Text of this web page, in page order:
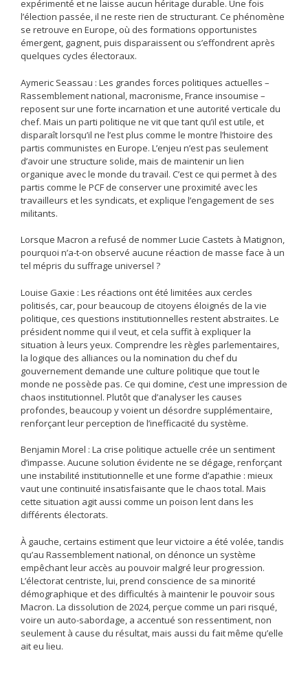
expérimenté et ne laisse aucun héritage durable. Une fois
l’élection passée, il ne reste rien de structurant. Ce phénomène
se retrouve en Europe, où des formations opportunistes
émergent, gagnent, puis disparaissent ou s’effondrent après
quelques cycles électoraux.
Aymeric Seassau : Les grandes forces politiques actuelles –
Rassemblement national, macronisme, France insoumise –
reposent sur une forte incarnation et une autorité verticale du
chef. Mais un parti politique ne vit que tant qu’il est utile, et
disparaît lorsqu’il ne l’est plus comme le montre l’histoire des
partis communistes en Europe. L’enjeu n’est pas seulement
d’avoir une structure solide, mais de maintenir un lien
organique avec le monde du travail. C’est ce qui permet à des
partis comme le PCF de conserver une proximité avec les
travailleurs et les syndicats, et explique l’engagement de ses
militants.
Lorsque Macron a refusé de nommer Lucie Castets à Matignon,
pourquoi n’a-t-on observé aucune réaction de masse face à un
tel mépris du suffrage universel ?
Louise Gaxie : Les réactions ont été limitées aux cercles
politisés, car, pour beaucoup de citoyens éloignés de la vie
politique, ces questions institutionnelles restent abstraites. Le
président nomme qui il veut, et cela suffit à expliquer la
situation à leurs yeux. Comprendre les règles parlementaires,
la logique des alliances ou la nomination du chef du
gouvernement demande une culture politique que tout le
monde ne possède pas. Ce qui domine, c’est une impression de
chaos institutionnel. Plutôt que d’analyser les causes
profondes, beaucoup y voient un désordre supplémentaire,
renforçant leur perception de l’inefficacité du système.
Benjamin Morel : La crise politique actuelle crée un sentiment
d’impasse. Aucune solution évidente ne se dégage, renforçant
une instabilité institutionnelle et une forme d’apathie : mieux
vaut une continuité insatisfaisante que le chaos total. Mais
cette situation agit aussi comme un poison lent dans les
différents électorats.
À gauche, certains estiment que leur victoire a été volée, tandis
qu’au Rassemblement national, on dénonce un système
empêchant leur accès au pouvoir malgré leur progression.
L’électorat centriste, lui, prend conscience de sa minorité
démographique et des difficultés à maintenir le pouvoir sous
Macron. La dissolution de 2024, perçue comme un pari risqué,
voire un auto-sabordage, a accentué son ressentiment, non
seulement à cause du résultat, mais aussi du fait même qu’elle
ait eu lieu.